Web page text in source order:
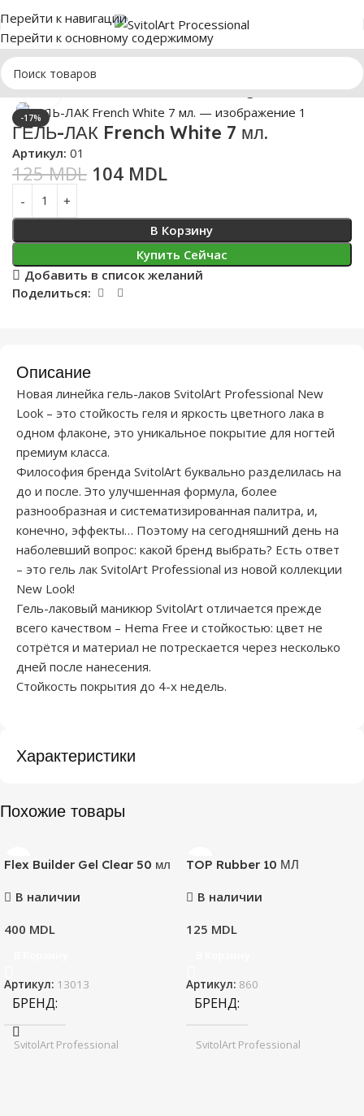
Перейти к навигации
Перейти к основному содержимому
Главная МАНИКЮР Гель-лаки SvitolArt Light Rose 001-099
-17%
Нажмите, чтобы увеличить
ГЕЛЬ-ЛАК French White 7 мл.
Артикул: 01
125MDL 104 MDL
В Корзину
Купить Сейчас
Добавить в список желаний
Поделиться:
Описание
Новая линейка гель-лаков SvitolArt Professional New
Look – это стойкость геля и яркость цветного лака в
одном флаконе, это уникальное покрытие для ногтей
премиум класса.
Философия бренда SvitolArt буквально разделилась на
до и после. Это улучшенная формула, более
разнообразная и систематизированная палитра, и,
конечно, эффекты… Поэтому на сегодняшний день на
наболевший вопрос: какой бренд выбрать? Есть ответ
– это гель лак SvitolArt Professional из новой коллекции
New Look!
Гель-лаковый маникюр SvitolArt отличается прежде
всего качеством – Hema Free и стойкостью: цвет не
сотрётся и материал не потрескается через несколько
дней после нанесения.
Стойкость покрытия до 4-х недель.
Характеристики
Похожие товары
Flex Builder Gel Clear 50 мл
В наличии
400 MDL
Артикул: 13013
БРЕНД
SvitolArt Professional
TOP Rubber 10 МЛ
В наличии
125 MDL
Артикул: 860
БРЕНД
SvitolArt Professional